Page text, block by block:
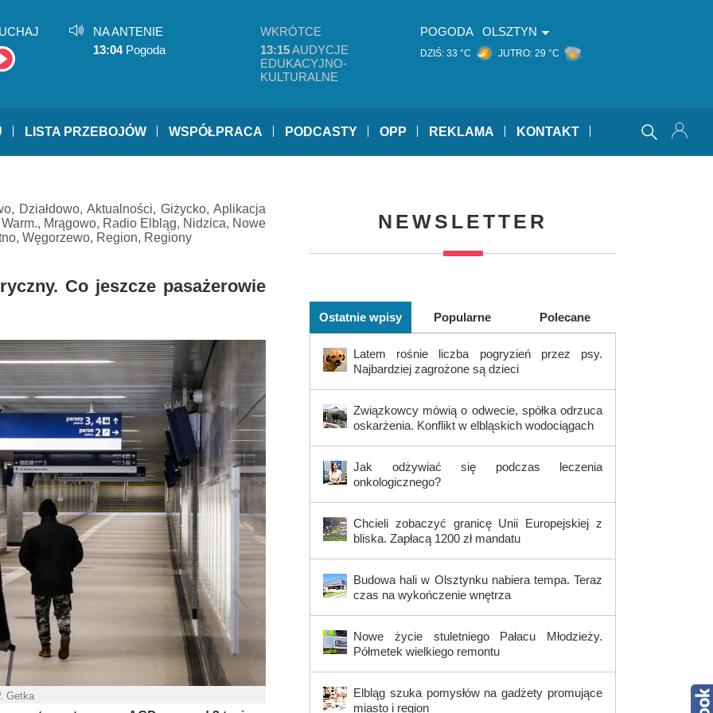
NA ANTENIE
13:04Pogoda
WKRÓTCE
13:15AUDYCJE
EDUKACYJNO-
KULTURALNE
POGODA OLSZTYN
DZIŚ: 33 °C JUTRO: 29 °C
LISTA PRZEBOJÓW WSPÓŁPRACA PODCASTY OPP REKLAMA KONTAKT
, Działdowo, Aktualności, Giżycko, Aplikacja
, Mrągowo, Radio Elbląg, Nidzica, Nowe
, Węgorzewo, Region, Regiony
Co jeszcze pasażerowie
Getka
NEWSLETTER
Ostatnie wpisy Popularne Polecane
Latem rośnie liczba pogryzień przez psy.
Najbardziej zagrożone są dzieci
Związkowcy mówią o odwecie, spółka odrzuca
oskarżenia. Konflikt w elbląskich wodociągach
Jak odżywiać się podczas leczenia
onkologicznego?
Chcieli zobaczyć granicę Unii Europejskiej z
bliska. Zapłacą 1200 zł mandatu
Budowa hali w Olsztynku nabiera tempa. Teraz
czas na wykończenie wnętrza
Nowe życie stuletniego Pałacu Młodzieży.
Półmetek wielkiego remontu
Elbląg szuka pomysłów na gadżety promujące
miasto i region